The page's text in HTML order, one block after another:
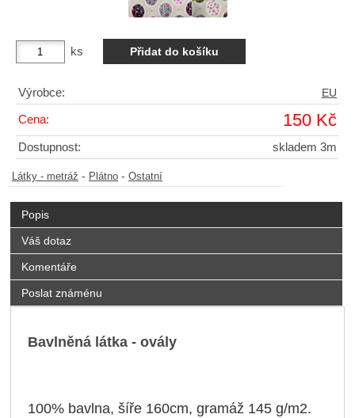
ks
Výrobce: EU
Cena: 150 Kč
Dostupnost: skladem 3m
Látky - metráž - Plátno - Ostatní
Popis
Váš dotaz
Komentáře
Poslat známénu
Bavlněná látka - ovály
100% bavlna, šíře 160cm, gramáž 145 g/m2.